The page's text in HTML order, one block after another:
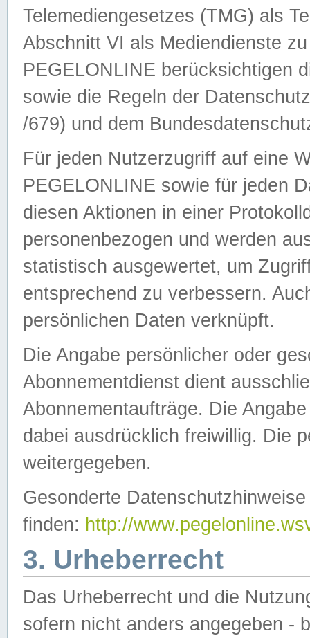
Telemediengesetzes (TMG) als
Abschnitt VI als Mediendienste
PEGELONLINE berücksichtigen
sowie die Regeln der
/679) und dem
Für jeden Nutzerzugriff auf eine
PEGELONLINE sowie für jeden
diesen Aktionen in einer
personenbezogen und werden
statistisch ausgewertet, um
entsprechend zu verbessern.
persönlichen Daten verknüpft.
Die Angabe persönlicher oder
Abonnementdienst dient
Abonnementaufträge. Die
dabei ausdrücklich freiwillig. Die
weitergegeben.
Gesonderte
finden: http://
3. Urheberrecht
Das Urheberrecht und die
sofern nicht anders angegeben -